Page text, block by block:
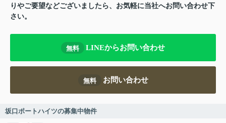
りやご要望などございましたら、お気軽に当社へお問い合わせ下
さい。
無料 LINEからお問い合わせ
無料 お問い合わせ
坂口ポートハイツの募集中物件